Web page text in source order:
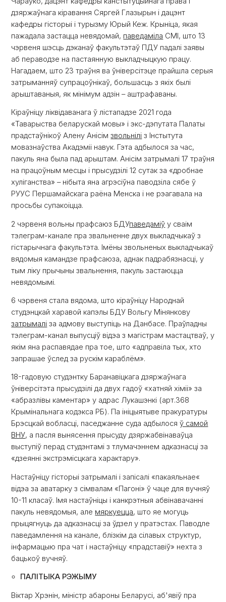
дзяржаўнага кіравання Сяргей Глазырын і дацэнт
кафедры гісторыі і турызму Юрый Кеж. Крыніца, якая
пажадала застацца невядомай, паведаміла СМІ, што 13
чэрвеня шэсць дэканаў факультэтаў ПДУ падалі заявы
аб пераводзе на пастаянную выкладчыцкую працу.
Нагадаем, што 23 траўня ва ўніверсітэце прайшла серыя
затрыманняў супрацоўнікаў, большасць з якіх былі
арыштаваныя, як мінімум адзін – аштрафаваны.
Кіраўніцу ліквідаванага ў лістападзе 2021 года
«Таварыства беларускай мовы» і экс-дэпутата Палаты
прадстаўнікоў Алену Анісімзвольнілі з Інстытута
мовазнаўства Акадэміі навук. Гэта адбылося за час,
пакуль яна была пад арыштам. Анісім затрымалі 17 траўня
на працоўным месцы і прысудзілі 12 сутак за «дробнае
хуліганства» – нібыта яна агрэсіўна паводзіла сябе ў
РУУС Першамайскага раёна Менска і не рэагавала на
просьбы супакоіцца.
2 чэрвеня вольны прафсаюз БДУпаведаміў у сваім
тэлеграм-канале пра звальненне двух выкладчыкаў з
гістарычнага факультэта. Імёны звольненых выкладчыкаў
вядомыя камандзе прафсаюза, аднак падрабязнасці, у
тым ліку прычыны звальнення, пакуль застаюцца
невядомымі.
6 чэрвеня стала вядома, што кіраўніцу Народнай
студэнцкай харавой капэлы БДУ Вольгу Мінянкову
затрымалі за адмову выступіць на Данбасе. Праўладны
тэлеграм-канал выпусціў відэа з магістрам мастацтваў, у
якім яна распавядае пра тое, што «адправіла тых, хто
запрашае ўслед за рускім караблём».
18-гадовую студэнтку Баранавіцкага дзяржаўнага
ўніверсітэта прысудзілі да двух гадоў «хатняй хіміі» за
«абразлівы каментар» у адрас Лукашэнкі (арт.368
Крымінальнага кодэкса РБ). Па ініцыятыве пракуратуры
Брэсцкай вобласці, паседжанне суда адбылосяў самой
ВНУ, а пасля вынясення прысуду дзяржабвінаваўца
выступіў перад студэнтамі з тлумачэннем адказнасці за
«дзеянні экстрэмісцкага характару».
Настаўніцу гісторыі затрымалі і запісалі «пакаяльнае«
відэа за аватарку з сімвалам «Пагоні» ў чаце для вучняў
10-11 класаў. Імя настаўніцы і канкрэтныя абвінавачанні
пакуль невядомыя, але мяркуецца, што яе могуць
прыцягнуць да адказнасці за ўдзел у пратэстах. Паводле
паведамлення на канале, блізкім да сілавых структур,
інфармацыю пра чат і настаўніцу «прадставіў» нехта з
бацькоў вучняў.
ПАЛIТЫКА РЭЖЫМУ
Віктар Хрэнін, міністр абароны Беларусі, аб'явіў пра